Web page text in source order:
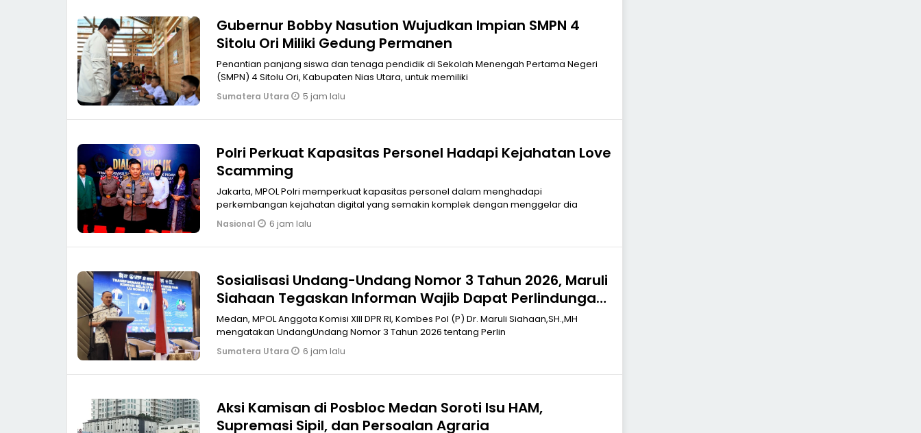
Gubernur Bobby Nasution Wujudkan Impian SMPN 4
Sitolu Ori Miliki Gedung Permanen
Penantian panjang siswa dan tenaga pendidik di Sekolah Menengah Pertama Negeri
(SMPN) 4 Sitolu Ori, Kabupaten Nias Utara, untuk memiliki
Sumatera Utara 5 jam lalu
Polri Perkuat Kapasitas Personel Hadapi Kejahatan Love
Scamming
Jakarta, MPOL Polri memperkuat kapasitas personel dalam menghadapi
perkembangan kejahatan digital yang semakin komplek dengan menggelar dia
Nasional 6 jam lalu
Sosialisasi Undang-Undang Nomor 3 Tahun 2026, Maruli
Siahaan Tegaskan Informan Wajib Dapat Perlindungan
LPSK
Medan, MPOL Anggota Komisi XIII DPR RI, Kombes Pol (P) Dr. Maruli Siahaan,SH.,MH
mengatakan UndangUndang Nomor 3 Tahun 2026 tentang Perlin
Sumatera Utara 6 jam lalu
Aksi Kamisan di Posbloc Medan Soroti Isu HAM,
Supremasi Sipil, dan Persoalan Agraria